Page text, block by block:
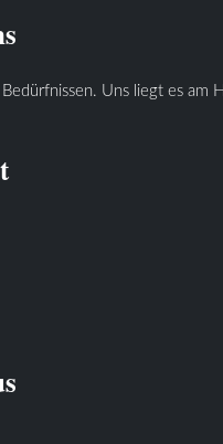
Uns liegt es am